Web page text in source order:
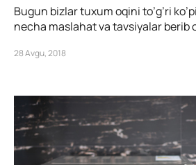
Bugun bizlar tuxum oqini to’g’ri
necha maslahat va tavsiyalar berib
28 Avgu, 2018